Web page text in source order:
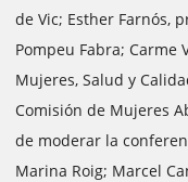
de Vic; Esther Farnós,
Pompeu Fabra; Carme
Mujeres, Salud y
Comisión de Mujeres
de moderar la
Marina Roig; Marcel